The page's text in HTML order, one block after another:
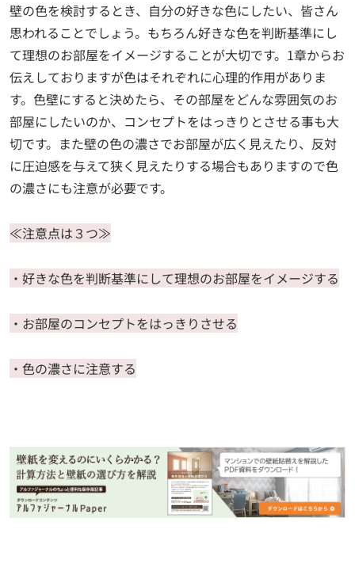
壁の色を検討するとき、自分の好きな色にしたい、皆さん
思われることでしょう。もちろん好きな色を判断基準にし
て理想のお部屋をイメージすることが大切です。1章からお
伝えしておりますが色はそれぞれに心理的作用がありま
す。色壁にすると決めたら、その部屋をどんな雰囲気のお
部屋にしたいのか、コンセプトをはっきりとさせる事も大
切です。また壁の色の濃さでお部屋が広く見えたり、反対
に圧迫感を与えて狭く見えたりする場合もありますので色
の濃さにも注意が必要です。
≪注意点は３つ≫
・好きな色を判断基準にして理想のお部屋をイメージする
・お部屋のコンセプトをはっきりさせる
・色の濃さに注意する